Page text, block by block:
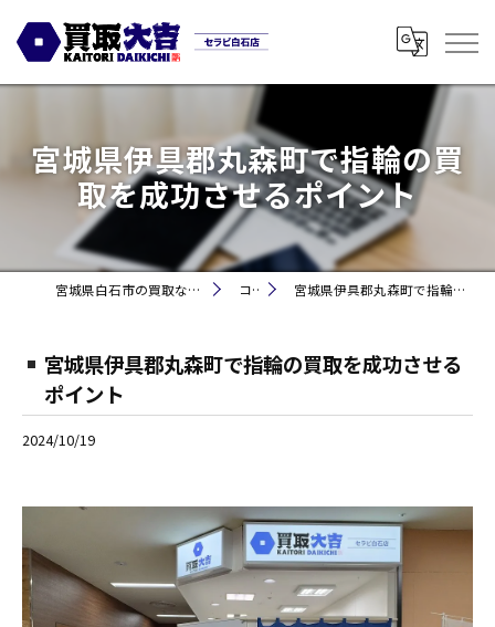
宮城県伊具郡丸森町で指輪の買
取を成功させるポイント
宮城県白石市の買取なら買取大吉セラビ白石店 コラム 宮城県伊具郡丸森町で指輪の買取を成功させるポイント
宮城県伊具郡丸森町で指輪の買取を成功させる
ポイント
2024/10/19